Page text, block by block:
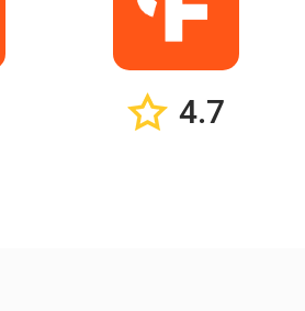
4.7